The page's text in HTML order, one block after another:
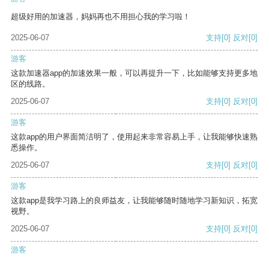
超级好用的加速器，妈妈再也不用担心我的学习啦！
2025-06-07 支持[0] 反对[0]
游客
这款加速器app的加速效果一般，可以再提升一下，比如能够支持更多地
区的线路。
2025-06-07
支持[0] 反对[0]
游客
这款app的用户界面简洁明了，使用起来非常容易上手，让我能够快速熟
悉操作。
2025-06-07
支持[0] 反对[0]
游客
这款app是我学习路上的良师益友，让我能够随时随地学习新知识，拓宽
视野。
2025-06-07
支持[0] 反对[0]
游客